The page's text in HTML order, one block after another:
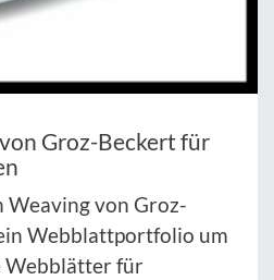
Groz-Beckert für
von Groz-
Webblattportfolio um
Webblätter für